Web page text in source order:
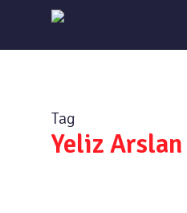
main
Tag
Yeliz Arslan